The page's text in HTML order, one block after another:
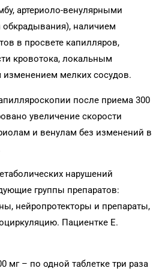
артериоло-венулярными
наличием
в просвете капилляров,
кровотока, локальным
мелких сосудов.
после приема 300
увеличение скорости
и венулам без изменений в
нарушений
группы препаратов:
нейропротекторы и препараты,
Пациентке Е.
мг – по одной таблетке три раза